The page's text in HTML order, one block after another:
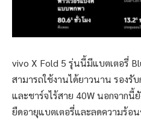
vivo X Fold 5 รุ่นนี้มีแบตเตอรี่
สามารถใช้งานได้ยาวนาน รองรั
และชาร์จไร้สาย 40W นอกจาก
ยืดอายุแบตเตอรี่และลดความร้อ